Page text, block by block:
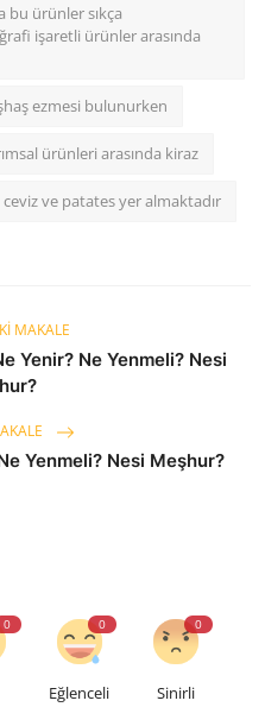
bu ürünler sıkça
işaretli ürünler arasında
ezmesi bulunurken
ürünleri arasında kiraz
ceviz ve patates yer almaktadır
MAKALE
Yenir? Ne Yenmeli? Nesi
Yenmeli? Nesi Meşhur?
0 0
Eğlenceli
0
Sinirli